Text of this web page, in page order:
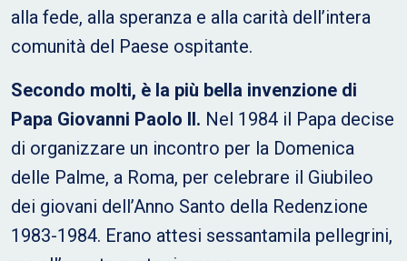
alla fede, alla speranza e alla carità dell’intera
comunità del Paese ospitante.
Secondo molti, è la più bella invenzione di
Papa Giovanni Paolo II. Nel 1984 il Papa decise
di organizzare un incontro per la Domenica
delle Palme, a Roma, per celebrare il Giubileo
dei giovani dell’Anno Santo della Redenzione
1983-1984. Erano attesi sessantamila pellegrini,